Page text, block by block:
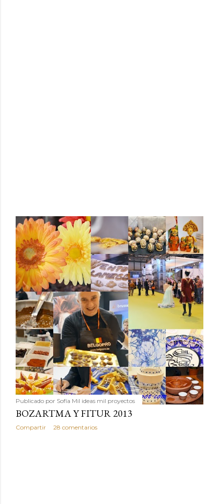
Publicado por Sofía Mil ideas mil proyectos
BOZARTMA Y FITUR 2013
Compartir 28 comentarios